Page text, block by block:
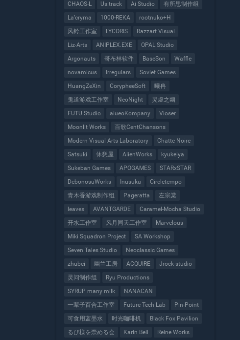
CHAOS-L
Us:track Ai Studio
有所思制作组
La’cryma
1000-REKA
rootnuko+H
风铃工作室
LYCORIS
Razzart Visual
Liz-Arts
ANIPLEX.EXE
OPAL Studio
Argonauts
哥布林软件 BaseSon
Waffle
novamicus
Irregulars
Soviet Games
HuangZeXin
CorypheeSoft
曦冉
鬼道游戏工作室
NeoNight
灵虚之幽
FUTU Studio
aiueoKompany
Vioser
Moonlit Works
百歌CentChansons
Modern Visual Arts Laboratory
Chatte Noire
Satsuki
休憩屋 AlienWorks
kyukeiya
Sukeban Games
APOGAMES
STARxSTAR
DebonosuWorks
Inusuku
Circletempo
青木香游戏制作组
Pageratta
左宗棠
leaves
AVANTGARDE
Caramel-Mocha Studio
开水工作室
风月同天工作室
Marvelous
Miki Squadron Project
SA Workshop
Seven Tales Studio
Neoclassic Games
zhubei
幽兰工房 ACQUIRE
Jrock-studio
灵问制作组
Ryu Productions
SYRUP many milk
NANACAN
一辈子百合工作室
Future Tech Lab
Pin-Point
可食用蓝墨水
时光咖啡机
Black Fox Pavilion
るび様を崇める会
Karin Bell Reine Works